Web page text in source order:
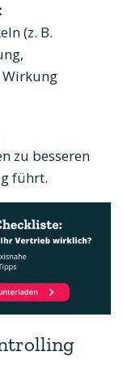
(z. B.
zu besseren
führt.